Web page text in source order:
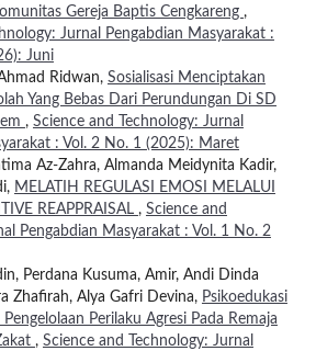
Gereja Baptis Cengkareng ,
Jurnal Pengabdian Masyarakat :
Juni
Ridwan, Sosialisasi Menciptakan
Yang Bebas Dari Perundungan Di SD
, Science and Technology: Jurnal
: Vol. 2 No. 1 (2025): Maret
Az-Zahra, Almanda Meidynita Kadir,
MELATIH REGULASI EMOSI MELALUI
REAPPRAISAL , Science and
Pengabdian Masyarakat : Vol. 1 No. 2
Perdana Kusuma, Amir, Andi Dinda
Zhafirah, Alya Gafri Devina, Psikoedukasi
Perilaku Agresi Pada Remaja
, Science and Technology: Jurnal